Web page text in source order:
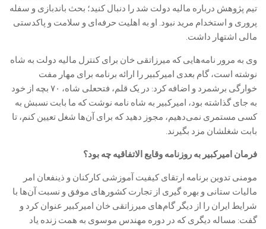
تیم پژوهش درباره مالیه دولت شد را دنبال کنید؛ بحث باندبازی و سفله
پروری و استخدام مرید نبود. او به اهلیت حرفه‌ای و سلامت و پاکدستی
مالی اشتهار داشت.
وی به مرور نامه‌هایی که میرزاتقی خان برای کنترل مالیه دولت به شاه
نوشته است، گام بعدی امیرکبیر را ارائه برنامه برای مهار مفت
خوارگی برشمرد و اضافه کرد: در یک قلم، فتحعلی شاه، ۷۰ بچه از خود
به جای گذاشته بود، امیرکبیر به شاه نامه نوشت که ما بابت نسبش به
کسی مستمری نمی‌دهیم، مجوز دهید که برای آن‌ها شغل تعیین کنم، تا
بابت شغلشان مزد بگیرند.
فرمان امیرکبیر به روزنامه وقایع الاتفاقیه چه بود؟
مومنی تدوین برنامه ارتقای کیفیت آموزشی کارکنان و ذینفعان امر
مالیات ستانی و بهره گیری از تجارت کشور‌های موفق و نسبت آن‌ها با
شرایط ایران را از دیگر گام‌های میرزاتقی خان امیرکبیر عنوان کرد و
گفت: مساله دیگری که در دوره مهندس موسوی به همت زنده یاد